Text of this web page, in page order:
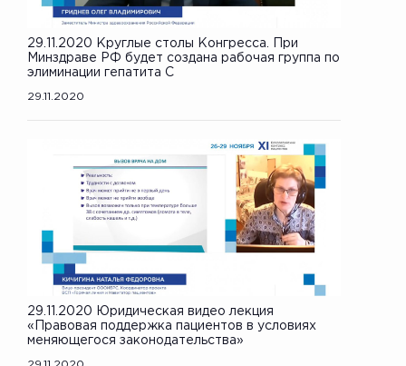
29.11.2020 Круглые столы Конгресса. При
Минздраве РФ будет создана рабочая группа по
элиминации гепатита С
29.11.2020
29.11.2020 Юридическая видео лекция
«Правовая поддержка пациентов в условиях
меняющегося законодательства»